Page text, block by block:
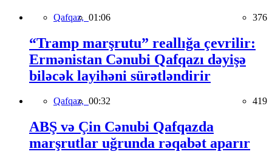
Qafqaz, 01:06 376
“Tramp marşrutu” reallığa çevrilir:
Ermənistan Cənubi Qafqazı dəyişə
biləcək layihəni sürətləndirir
Qafqaz, 00:32 419
ABŞ və Çin Cənubi Qafqazda
marşrutlar uğrunda rəqabət aparır